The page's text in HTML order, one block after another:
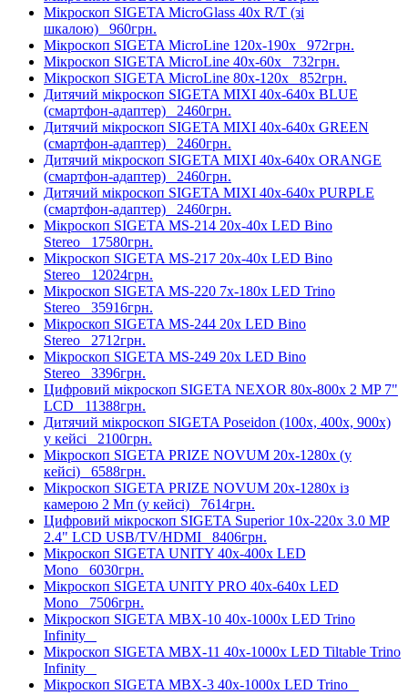
Мікроскоп SIGETA MicroGlass 40x R/T (зі
шкалою) 960грн.
Мікроскоп SIGETA MicroLine 120x-190x 972грн.
Мікроскоп SIGETA MicroLine 40x-60x 732грн.
Мікроскоп SIGETA MicroLine 80x-120x 852грн.
Дитячий мікроскоп SIGETA MIXI 40x-640x BLUE
(смартфон-адаптер) 2460грн.
Дитячий мікроскоп SIGETA MIXI 40x-640x GREEN
(смартфон-адаптер) 2460грн.
Дитячий мікроскоп SIGETA MIXI 40x-640x ORANGE
(смартфон-адаптер) 2460грн.
Дитячий мікроскоп SIGETA MIXI 40x-640x PURPLE
(смартфон-адаптер) 2460грн.
Мікроскоп SIGETA MS-214 20x-40x LED Bino
Stereo 17580грн.
Мікроскоп SIGETA MS-217 20x-40x LED Bino
Stereo 12024грн.
Мікроскоп SIGETA MS-220 7x-180x LED Trino
Stereo 35916грн.
Мікроскоп SIGETA MS-244 20x LED Bino
Stereo 2712грн.
Мікроскоп SIGETA MS-249 20x LED Bino
Stereo 3396грн.
Цифровий мікроскоп SIGETA NEXOR 80x-800x 2 MP 7"
LCD 11388грн.
Дитячий мікроскоп SIGETA Poseidon (100x, 400x, 900x)
у кейсі 2100грн.
Мікроскоп SIGETA PRIZE NOVUM 20x-1280x (у
кейсі) 6588грн.
Мікроскоп SIGETA PRIZE NOVUM 20x-1280x із
камерою 2 Mп (у кейсі) 7614грн.
Цифровий мікроскоп SIGETA Superior 10x-220x 3.0 MP
2.4" LCD USB/TV/HDMI 8406грн.
Мікроскоп SIGETA UNITY 40x-400x LED
Mono 6030грн.
Мікроскоп SIGETA UNITY PRO 40x-640x LED
Mono 7506грн.
Мікроскоп SIGETA MBX-10 40x-1000x LED Trino
Infinity
Мікроскоп SIGETA MBX-11 40x-1000x LED Tiltable Trino
Infinity
Мікроскоп SIGETA MBX-3 40x-1000x LED Trino